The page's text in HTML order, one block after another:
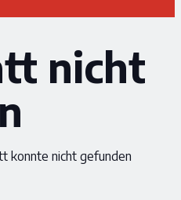
nicht
konnte nicht gefunden